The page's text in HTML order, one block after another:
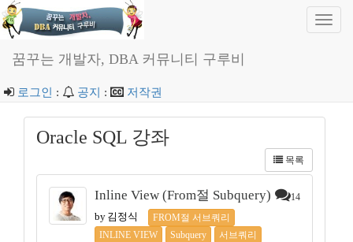
꿈꾸는 개발자, DBA 커뮤니티 구루비
로그인 : 공지 : 저작권
Oracle SQL 강좌
목록
Inline View (From절 Subquery) 14
by 김정식
FROM절 서브쿼리
INLINE VIEW
Subquery 서브쿼리